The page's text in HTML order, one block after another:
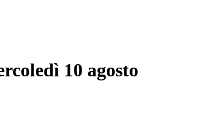
10 agosto